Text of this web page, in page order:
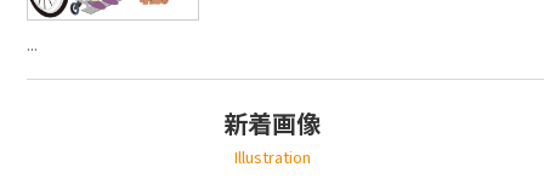
...
新着画像
Illustration